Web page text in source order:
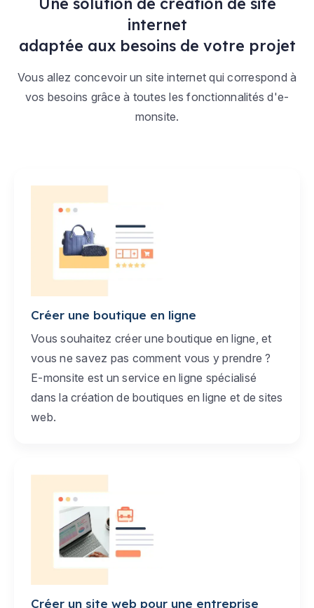
internet
adaptée aux besoins de votre projet
Vous allez concevoir un site internet qui correspond à
vos besoins grâce à toutes les fonctionnalités d'e-
monsite.
Créer une boutique en ligne
Vous souhaitez créer une boutique en ligne, et
vous ne savez pas comment vous y prendre ?
E-monsite est un service en ligne spécialisé
dans la création de boutiques en ligne et de sites
web.
Créer un site web pour une entreprise